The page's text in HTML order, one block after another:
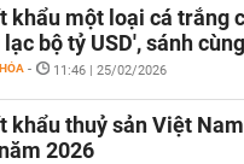
khẩu một loại cá trắng
lạc bộ tỷ USD', sánh
- 11:46 | 25/02/2026
khẩu thuỷ sản Việt
2026